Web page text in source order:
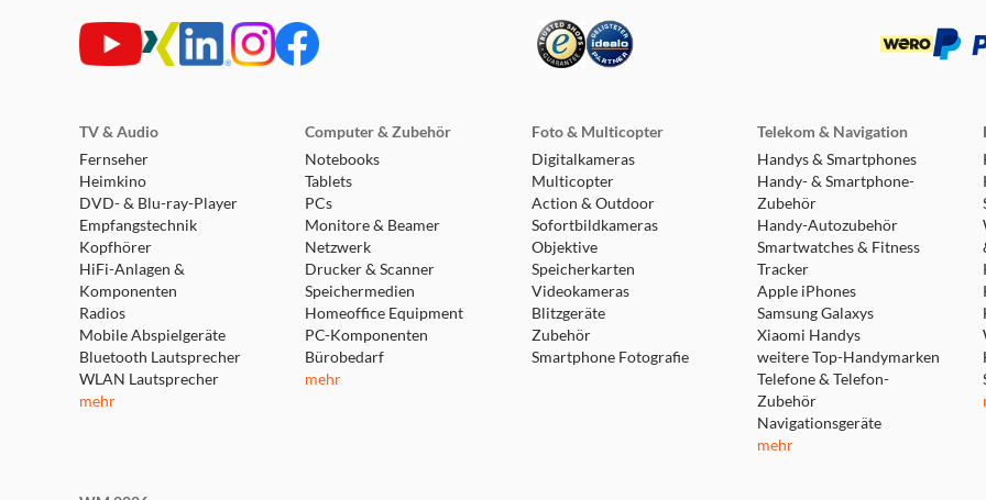
TV & Audio
Fernseher
Heimkino
DVD- & Blu-ray-Player
Empfangstechnik
Kopfhörer
HiFi-Anlagen &
Komponenten
Radios
Mobile Abspielgeräte
Bluetooth Lautsprecher
WLAN Lautsprecher
mehr
Computer & Zubehör
Notebooks
Tablets
PCs
Monitore & Beamer
Netzwerk
Drucker & Scanner
Speichermedien
Homeoffice Equipment
PC-Komponenten
Bürobedarf
mehr
Foto & Multicopter
Digitalkameras
Multicopter
Action & Outdoor
Sofortbildkameras
Objektive
Speicherkarten
Videokameras
Blitzgeräte
Zubehör
Smartphone Fotografie
Telekom & Navigation
Handys & Smartphones
Handy- & Smartphone-
Zubehör
Handy-Autozubehör
Smartwatches & Fitness
Tracker
Apple iPhones
Samsung Galaxys
Xiaomi Handys
weitere Top-Handymarken
Telefone & Telefon-
Zubehör
Navigationsgeräte
mehr